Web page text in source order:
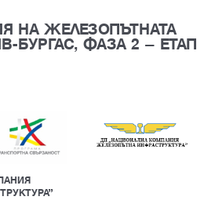
НА ЖЕЛЕЗОПЪТНАТА
БУРГАС, ФАЗА 2 – ЕТАП